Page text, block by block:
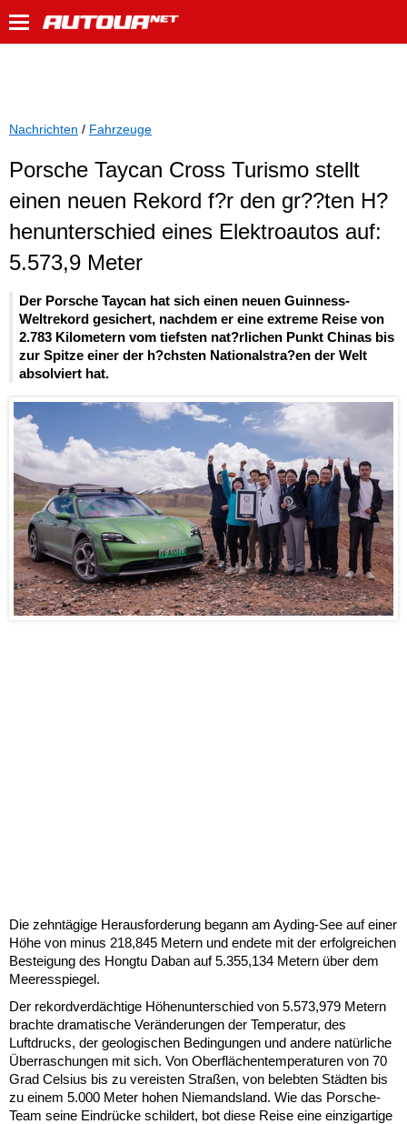
Nachrichten / Fahrzeuge
Porsche Taycan Cross Turismo stellt
einen neuen Rekord f?r den gr??ten H?
henunterschied eines Elektroautos auf:
5.573,9 Meter
Der Porsche Taycan hat sich einen neuen Guinness-
Weltrekord gesichert, nachdem er eine extreme Reise von
2.783 Kilometern vom tiefsten nat?rlichen Punkt Chinas bis
zur Spitze einer der h?chsten Nationalstra?en der Welt
absolviert hat.
Die zehntägige Herausforderung begann am Ayding-See auf einer
Höhe von minus 218,845 Metern und endete mit der erfolgreichen
Besteigung des Hongtu Daban auf 5.355,134 Metern über dem
Meeresspiegel.
Der rekordverdächtige Höhenunterschied von 5.573,979 Metern
brachte dramatische Veränderungen der Temperatur, des
Luftdrucks, der geologischen Bedingungen und andere natürliche
Überraschungen mit sich. Von Oberflächentemperaturen von 70
Grad Celsius bis zu vereisten Straßen, von belebten Städten bis
zu einem 5.000 Meter hohen Niemandsland. Wie das Porsche-
Team seine Eindrücke schildert, bot diese Reise eine einzigartige